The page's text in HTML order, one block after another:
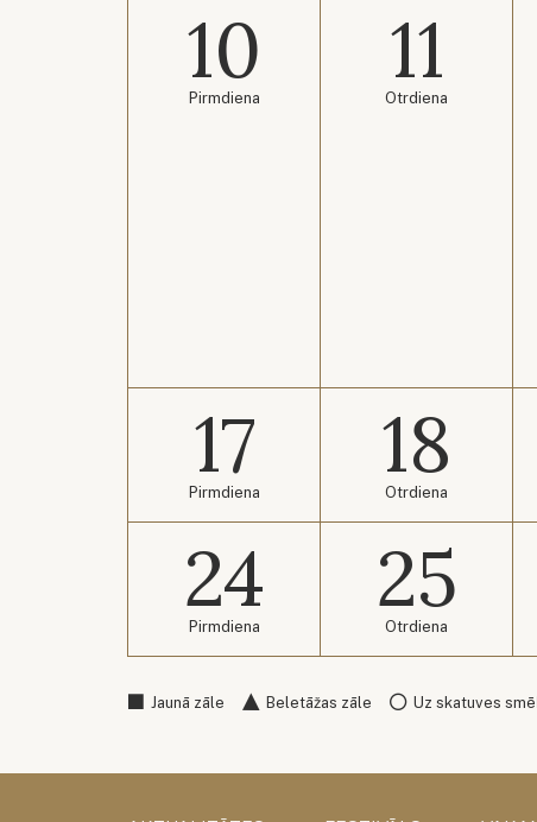
10
Pirmdiena 11
Otrdiena
17
Pirmdiena 18
Otrdiena
24
Pirmdiena 25
Otrdiena
Jaunā zāle Beletāžas zāle Uz skatuves